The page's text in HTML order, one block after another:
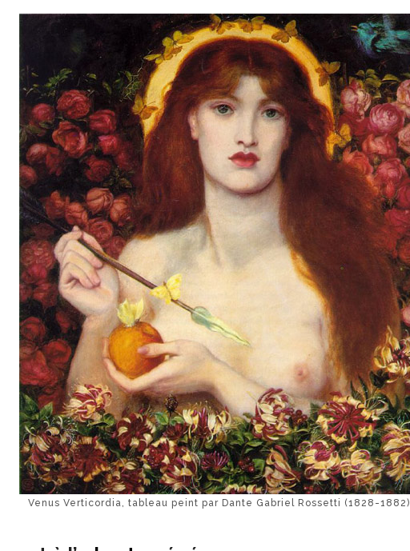
Venus Verticordia, tableau peint par Dante Gabriel Rossetti (1828-1882)